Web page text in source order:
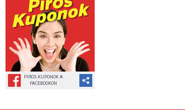
PIROS KUPONOK A
FACEBOOKON